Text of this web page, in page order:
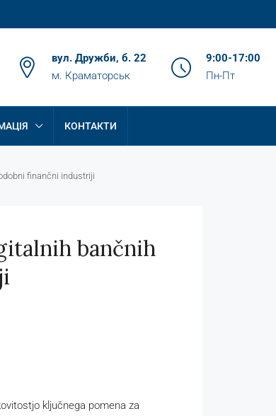
вул. Дружби, б. 22
м. Краматорськ
9:00-17:00
Пн-Пт
КОНТАКТИ
finančni industriji
bančnih
ključnega pomena za